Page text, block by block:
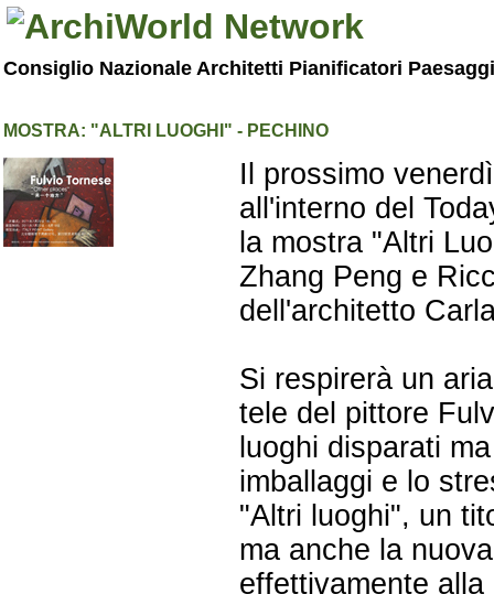
Consiglio Nazionale Architetti Pianificatori
MOSTRA: "ALTRI LUOGHI" - PECHINO
Il prossimo
all'interno del
la mostra "Altri
Zhang Peng e
dell'architetto
Si respirerà un
tele del pittore
luoghi disparati
imballaggi e lo
"Altri luoghi", un
ma anche la
effettivamente